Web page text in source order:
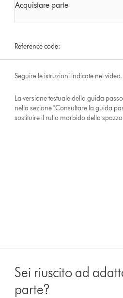
Acquistare parte
Reference code:
Seguire le istruzioni indicate nel video.
La versione testuale della guida
nella sezione "Consultare la guida
sostituire il rullo morbido della
Sei riuscito ad
parte?